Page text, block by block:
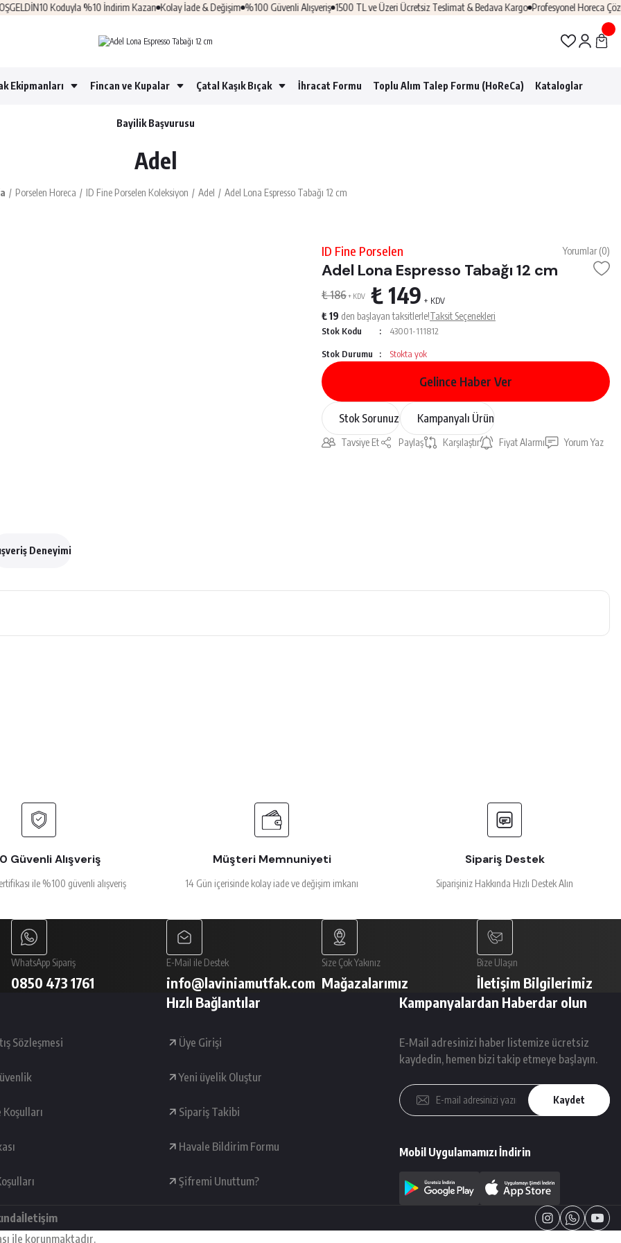
Koduyla %10 İndirim Kazan Kolay İade & Değişim %100 Güvenli Alışveriş 1500 TL ve Üzeri Ücretsiz Teslimat & Bedava Kargo Profesyonel Horeca
Ekipmanları Fincan ve Kupalar Çatal Kaşık Bıçak İhracat Formu Toplu Alım Talep Formu (HoReCa) Kataloglar
Bayilik Başvurusu
Adel
Porselen Horeca ID Fine Porselen Koleksiyon Adel Adel Lona Espresso Tabağı 12 cm
ID Fine Porselen Yorumlar (0)
Adel Lona Espresso Tabağı 12 cm
₺ 186+ KDV ₺ 149 + KDV
₺ 19 den başlayan taksitlerle!Taksit Seçenekleri
Stok Kodu 43001-111812
Stok Durumu Stokta yok
Gelince Haber Ver
Stok Sorunuz Kampanyalı Ürün
Tavsiye Et Paylaş Karşılaştır Fiyat Alarmı Yorum Yaz
Deneyimi
Güvenli Alışveriş
ile %100 güvenli alışveriş
Müşteri Memnuniyeti
14 Gün içerisinde kolay iade ve değişim imkanı
Sipariş Destek
Siparişiniz Hakkında Hızlı Destek Alın
WhatsApp Sipariş
0850 473 1761
E-Mail ile Destek
info@laviniamutfak.com
Size Çok Yakınız
Mağazalarımız
Bize Ulaşın
İletişim Bilgilerimiz
Sözleşmesi
Hızlı Bağlantılar
Üye Girişi
Yeni üyelik Oluştur
Sipariş Takibi
Havale Bildirim Formu
Şifremi Unuttum?
Kampanyalardan Haberdar olun
E-Mail adresinizi haber listemize ücretsiz
kaydedin, hemen bizi takip etmeye başlayın.
Kaydet
Mobil Uygulamamızı İndirin
İletişim
ile korunmaktadır.